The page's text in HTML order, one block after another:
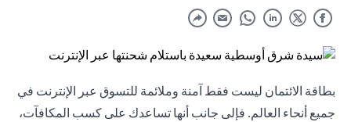
بطاقة الائتمان ليست فقط آمنة وملائمة للتسوق عبر الإنترنت في
جميع أنحاء العالم. فإلى جانب أنها تساعدك على كسب المكافآت،